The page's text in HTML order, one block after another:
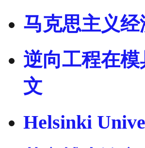
马克思主义
逆向工程在
文
Helsinki